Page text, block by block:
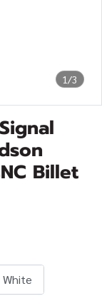
1/3
Billet
White